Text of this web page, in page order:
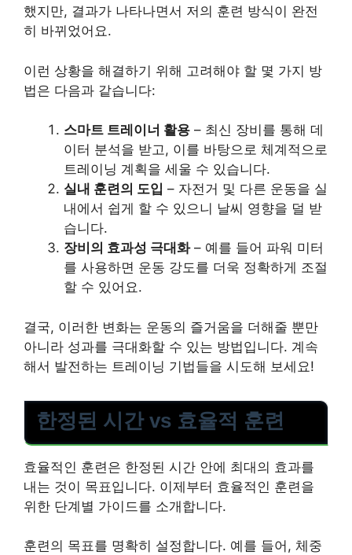
했지만, 결과가 나타나면서 저의 훈련 방식이 완전
히 바뀌었어요.
이런 상황을 해결하기 위해 고려해야 할 몇 가지 방
법은 다음과 같습니다:
스마트 트레이너 활용 – 최신 장비를 통해 데
이터 분석을 받고, 이를 바탕으로 체계적으로
트레이닝 계획을 세울 수 있습니다.
실내 훈련의 도입 – 자전거 및 다른 운동을 실
내에서 쉽게 할 수 있으니 날씨 영향을 덜 받
습니다.
장비의 효과성 극대화– 예를 들어 파워 미터
를 사용하면 운동 강도를 더욱 정확하게 조절
할 수 있어요.
결국, 이러한 변화는 운동의 즐거움을 더해줄 뿐만
아니라 성과를 극대화할 수 있는 방법입니다. 계속
해서 발전하는 트레이닝 기법들을 시도해 보세요!
한정된 시간 vs 효율적 훈련
효율적인 훈련은 한정된 시간 안에 최대의 효과를
내는 것이 목표입니다. 이제부터 효율적인 훈련을
위한 단계별 가이드를 소개합니다.
훈련의 목표를 명확히 설정합니다. 예를 들어, 체중